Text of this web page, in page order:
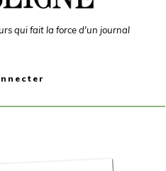
qui fait la force d'un journal